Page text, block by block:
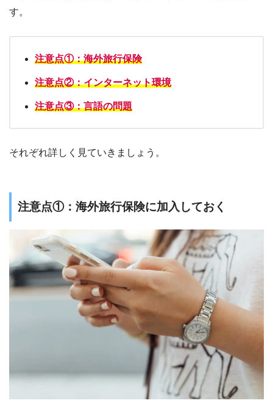
す。
注意点①：海外旅行保険
注意点②：インターネット環境
注意点③：言語の問題
それぞれ詳しく見ていきましょう。
注意点①：海外旅行保険に加入しておく